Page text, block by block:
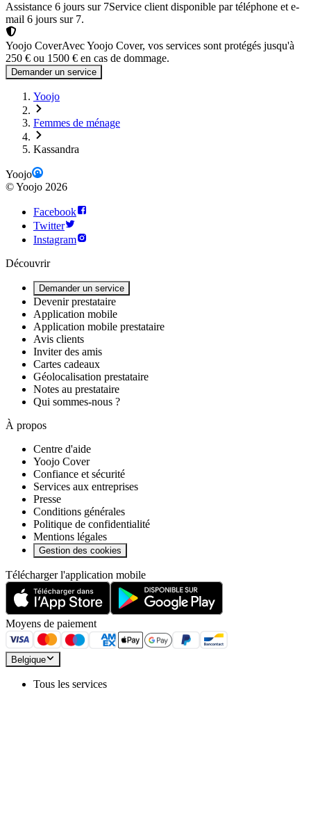
Assistance 6 jours sur 7Service client disponible par téléphone et e-
mail 6 jours sur 7.
Yoojo CoverAvec Yoojo Cover, vos services sont protégés jusqu'à
250 € ou 1500 € en cas de dommage.
Demander un service
Yoojo
Femmes de ménage
Kassandra
Yoojo
©Yoojo 2026
Facebook
Twitter
Instagram
Découvrir
Demander un service
Devenir prestataire
Application mobile
Application mobile prestataire
Avis clients
Inviter des amis
Cartes cadeaux
Géolocalisation prestataire
Notes au prestataire
Qui sommes-nous ?
À propos
Centre d'aide
Yoojo Cover
Confiance et sécurité
Services aux entreprises
Presse
Conditions générales
Politique de confidentialité
Mentions légales
Gestion des cookies
Télécharger l'application mobile
Moyens de paiement
Belgique
Tous les services